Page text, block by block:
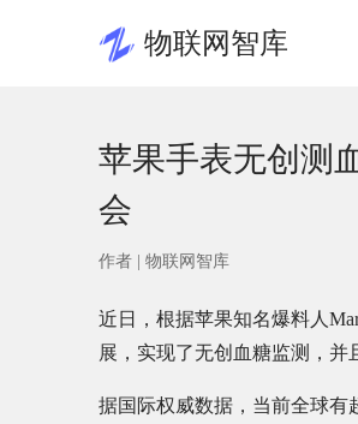
物联网智库
苹果手表无创测
会
作者 | 物联网智库
近日，根据苹果知名爆料人
展，实现了无创血糖监测，并
据国际权威数据，当前全球有